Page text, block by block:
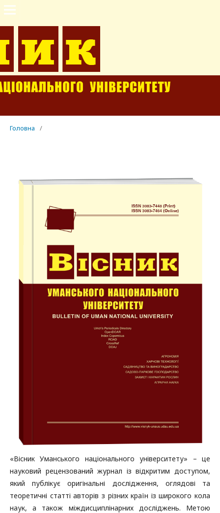
Головна /
«Вісник Уманського національного університету» – це
науковий рецензований журнал із відкритим доступом,
який публікує оригінальні дослідження, оглядові та
теоретичні статті авторів з різних країн із широкого кола
наук, а також міждисциплінарних досліджень. Метою